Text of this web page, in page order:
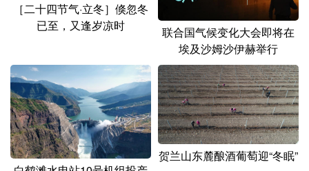
新疆 内蒙古
多语种频道
English Español Français عربى
Русский язык 日本語 한국어
Deutsch Português
［二十四节气·立冬］倏忽冬
已至，又逢岁凉时
联合国气候变化大会即将在
埃及沙姆沙伊赫举行
贺兰山东麓酿酒葡萄迎“冬眠”